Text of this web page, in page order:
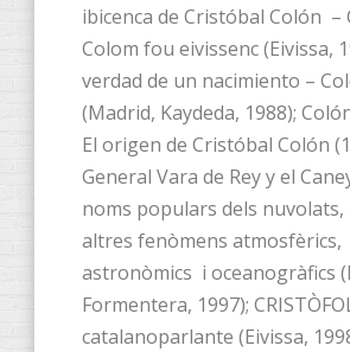
ibicenca de Cristóbal Colón
Colom fou eivissenc (Eivissa,
verdad de un nacimiento –
(Madrid, Kaydeda, 1988);
El origen de Cristóbal Colón
General Vara de Rey y el
noms populars dels nuvolats,
altres fenòmens atmosfèrics,
astronòmics i oceanogràfics
Formentera, 1997);
catalanoparlante (Eivissa,